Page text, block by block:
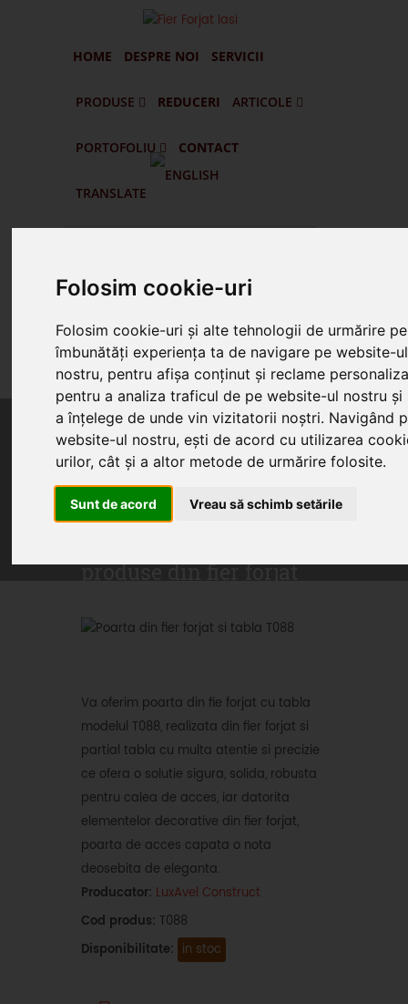
Folosim cookie-uri
Folosim cookie-uri și alte tehnologii de urmărire
îmbunătăți experiența ta de navigare pe website-ul
nostru, pentru afișa conținut și reclame
pentru a analiza traficul de pe website-ul nostru și
a înțelege de unde vin vizitatorii noștri. Navigând
website-ul nostru, ești de acord cu utilizarea
urilor, cât și a altor metode de urmărire folosite.
Sunt de acord Vreau să schimb setările
HOME DESPRE NOI SERVICII
PRODUSE REDUCERI ARTICOLE
PORTOFOLIU CONTACT
TRANSLATE
Suna 0745.578.165
Home Produse
Articole
produse din fier forjat
Va oferim poarta din fie forjat cu tabla
modelul T088, realizata din fier forjat si
partial tabla cu multa atentie si precizie
ce ofera o solutie sigura, solida, robusta
pentru calea de acces, iar datorita
elementelor decorative din fier forjat,
poarta de acces capata o nota
deosebita de eleganta.
Producator: LuxAvel Construct
Cod produs: T088
Disponibilitate: in stoc